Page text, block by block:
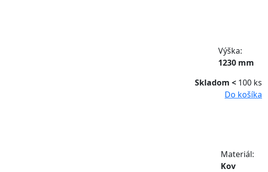
Výška:
1230 mm
Skladom < 100 ks
Do košíka
Materiál:
Kov